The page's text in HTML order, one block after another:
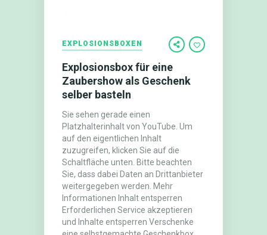
EXPLOSIONSBOXEN
Explosionsbox für eine
Zaubershow als Geschenk
selber basteln
Sie sehen gerade einen
Platzhalterinhalt von YouTube. Um
auf den eigentlichen Inhalt
zuzugreifen, klicken Sie auf die
Schaltfläche unten. Bitte beachten
Sie, dass dabei Daten an Drittanbieter
weitergegeben werden. Mehr
Informationen Inhalt entsperren
Erforderlichen Service akzeptieren
und Inhalte entsperren Verschenke